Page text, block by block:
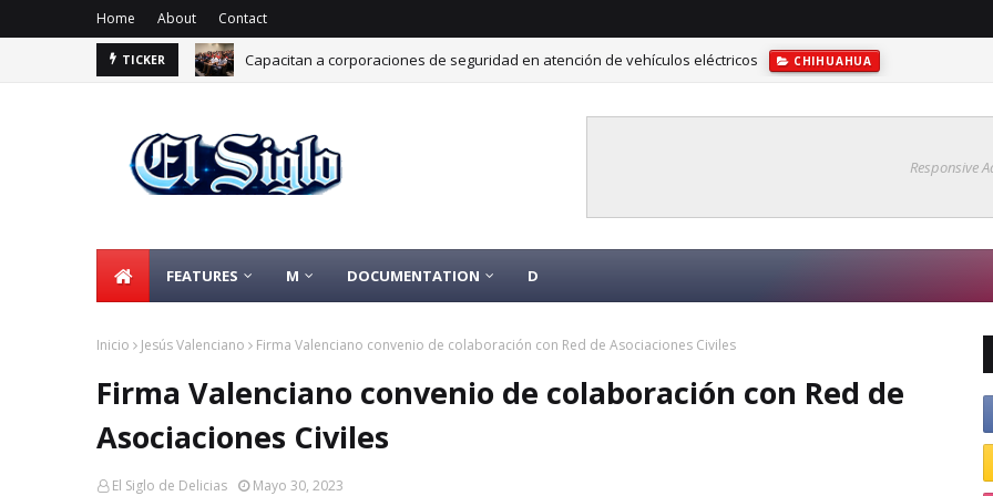
Home About Contact
TICKER
Capacitan a corporaciones de seguridad en atención de vehículos eléctricos CHIHUAHUA
Impulsan certificación Punto Limpio para fortalecer la competitividad turística en Delicias CHIHUAHUA
Responsive
FEATURES M DOCUMENTATION D
Inicio Jesús Valenciano Firma Valenciano convenio de colaboración con Red de Asociaciones Civiles
Firma Valenciano convenio de colaboración con Red de
Asociaciones Civiles
El Siglo de Delicias Mayo 30, 2023